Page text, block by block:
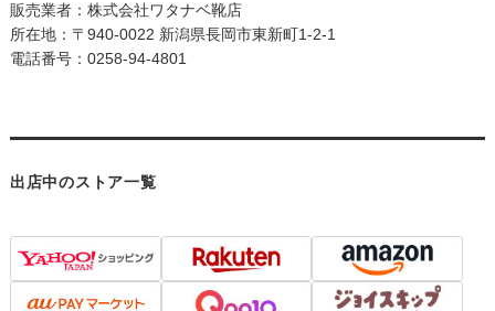
販売業者：株式会社ワタナベ靴店
所在地：〒940-0022 新潟県長岡市東新町1-2-1
電話番号：0258-94-4801
出店中のストア一覧